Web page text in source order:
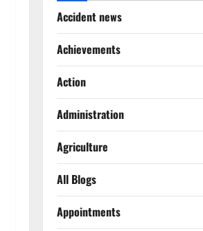
Accident news
Achievements
Action
Administration
Agriculture
All Blogs
Appointments